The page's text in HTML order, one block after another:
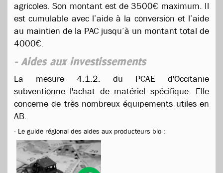
agricoles. Son montant est de 3500€ maximum. Il
est cumulable avec l’aide à la conversion et l’aide
au maintien de la PAC jusqu’à un montant total de
4000€.
- Aides aux investissements
La mesure 4.1.2. du PCAE d'Occitanie
subventionne l'achat de matériel spécifique. Elle
concerne de très nombreux équipements utiles en
AB.
- Le guide régional des aides aux producteurs bio :